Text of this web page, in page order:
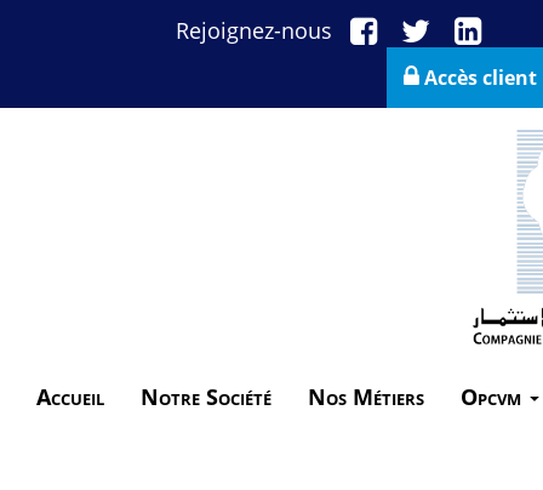
Rejoignez-nous
Accès client
Accueil Notre Société Nos Métiers Opcvm